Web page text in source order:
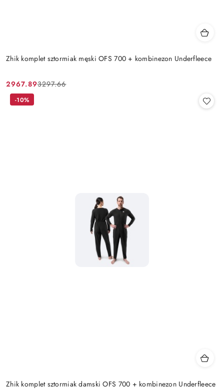
Zhik komplet sztormiak męski OFS 700 + kombinezon Underfleece
Cena
promocyjna:
2967.89
Cena
przed
3297.66
Zhik komplet sztormiak damski OFS 700 + kombinezon Underfleece
-10%